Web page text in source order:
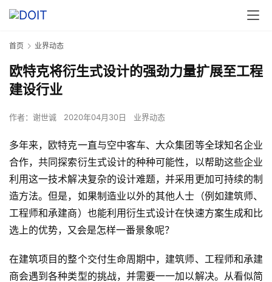
首页 业界动态
欧特克将衍生式设计的强劲力量扩展至工程
建设行业
作者： 谢世诚 2020年04月30日 业界动态
多年来，欧特克一直与空中客车、大众集团等全球知名企业
合作，共同探索衍生式设计的种种可能性，以帮助这些企业
利用这一技术解决复杂的设计难题，并采用更加可持续的制
造方法。但是，如果制造业以外的其他人士（例如建筑师、
工程师和承建商）也能利用衍生式设计在快速方案生成和比
选上的优势，又会是怎样一番景象呢？
在建筑项目的整个交付生命周期中，建筑师、工程师和承建
商会遇到各种类型的挑战，并需要一一加以解决。从看似简